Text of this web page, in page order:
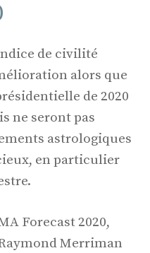
de civilité
alors que
de 2020
ne seront pas
astrologiques
en particulier
Forecast 2020,
Merriman